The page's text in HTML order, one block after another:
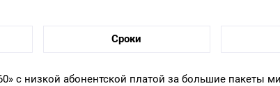
Сроки
с низкой абонентской платой за большие пакеты